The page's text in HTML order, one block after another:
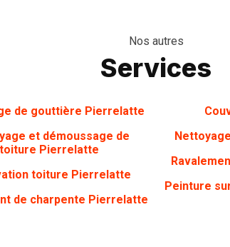
Nos autres
Services
de gouttière Pierrelatte
et démoussage de
toiture Pierrelatte
toiture Pierrelatte
de charpente Pierrelatte
Peinture